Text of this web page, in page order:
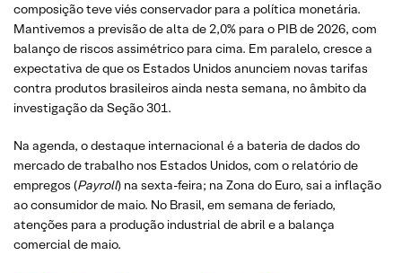
composição teve viés conservador para a política monetária.
Mantivemos a previsão de alta de 2,0% para o PIB de 2026, com
balanço de riscos assimétrico para cima. Em paralelo, cresce a
expectativa de que os Estados Unidos anunciem novas tarifas
contra produtos brasileiros ainda nesta semana, no âmbito da
investigação da Seção 301.
Na agenda, o destaque internacional é a bateria de dados do
mercado de trabalho nos Estados Unidos, com o relatório de
empregos (Payroll) na sexta-feira; na Zona do Euro, sai a inflação
ao consumidor de maio. No Brasil, em semana de feriado,
atenções para a produção industrial de abril e a balança
comercial de maio.